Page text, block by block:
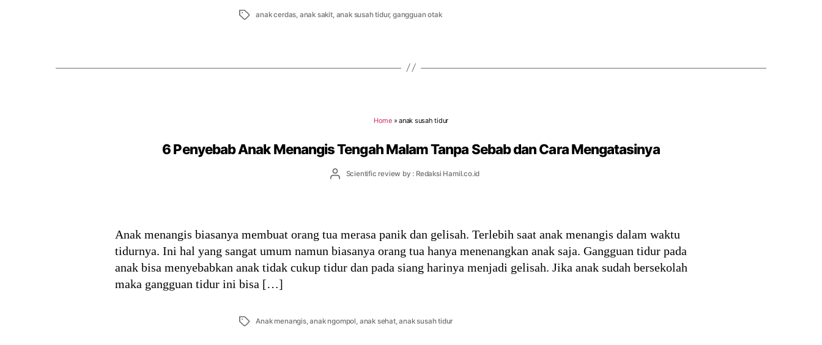
Tags anak cerdas, anak sakit, anak susah tidur, gangguan otak
Home»anak susah tidur
6 Penyebab Anak Menangis Tengah Malam Tanpa Sebab dan Cara Mengatasinya
PostScientific review by : Redaksi Hamil.co.id
Anak menangis biasanya membuat orang tua merasa panik dan gelisah. Terlebih saat anak menangis dalam waktu
tidurnya. Ini hal yang sangat umum namun biasanya orang tua hanya menenangkan anak saja. Gangguan tidur pada
anak bisa menyebabkan anak tidak cukup tidur dan pada siang harinya menjadi gelisah. Jika anak sudah bersekolah
maka gangguan tidur ini bisa […]
Tags Anak menangis,anak ngompol, anak sehat,anak susah tidur